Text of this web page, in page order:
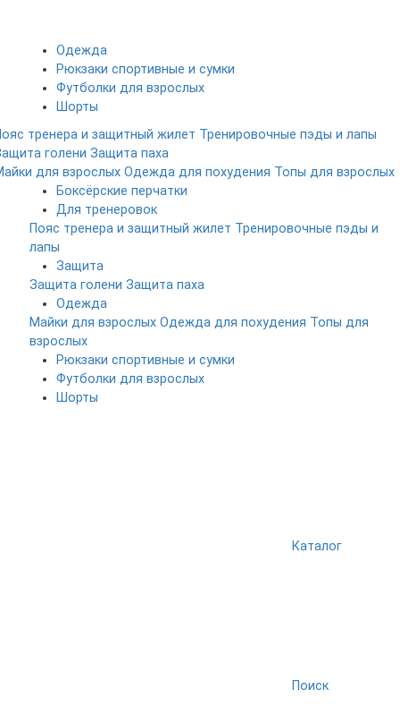
Одежда
Рюкзаки спортивные и сумки
Футболки для взрослых
Шорты
тренера и защитный жилет Тренировочные пэды и лапы
голени Защита паха
для взрослых Одежда для похудения Топы для взрослых
Боксёрские перчатки
Для тренеровок
Пояс тренера и защитный жилет Тренировочные пэды и
лапы
Защита
Защита голени Защита паха
Одежда
Майки для взрослых Одежда для похудения Топы для
взрослых
Рюкзаки спортивные и сумки
Футболки для взрослых
Шорты
Каталог
Поиск